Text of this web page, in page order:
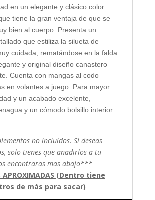
en un elegante y clásico color
tiene la gran ventaja de que se
bien al cuerpo. Presenta un
que estiliza la silueta de
cuidada, rematándose en la falda
y original diseño canastero
Cuenta con mangas al codo
en volantes a juego. Para mayor
y un acabado excelente,
y un cómodo bolsillo interior
no incluidos. Si deseas
solo tienes que añadirlos a tu
encontraras mas abajo***
APROXIMADAS (Dentro tiene
de más para sacar)